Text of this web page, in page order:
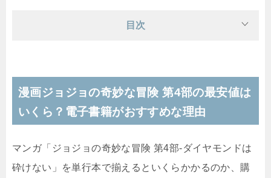
目次
漫画ジョジョの奇妙な冒険 第4部の最安値は
いくら？電子書籍がおすすめな理由
マンガ「ジョジョの奇妙な冒険 第4部-ダイヤモンドは
砕けない」を単行本で揃えるといくらかかるのか、購